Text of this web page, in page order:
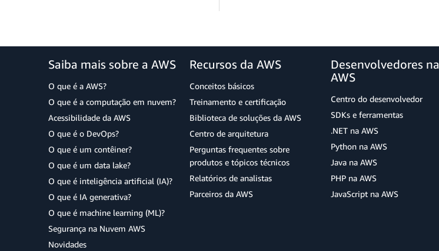
Saiba mais sobre a AWS
O que é a AWS?
O que é a computação em nuvem?
Acessibilidade da AWS
O que é o DevOps?
O que é um contêiner?
O que é um data lake?
O que é inteligência artificial (IA)?
O que é IA generativa?
O que é machine learning (ML)?
Segurança na Nuvem AWS
Novidades
Recursos da AWS
Conceitos básicos
Treinamento e certificação
Biblioteca de soluções da AWS
Centro de arquitetura
Perguntas frequentes sobre
produtos e tópicos técnicos
Relatórios de analistas
Parceiros da AWS
Desenvolvedores na
AWS
Centro do desenvolvedor
SDKs e ferramentas
.NET na AWS
Python na AWS
Java na AWS
PHP na AWS
JavaScript na AWS